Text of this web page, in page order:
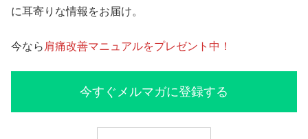
に耳寄りな情報をお届け。
今なら 肩痛改善マニュアルをプレゼント中！
今すぐメルマガに登録する